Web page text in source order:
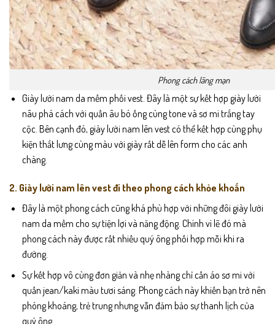
Phong cách lãng mạn
Giày lười nam da mềm phối vest. Đây là một sự kết hợp giày lười
nâu phá cách với quần âu bó ống cùng tone và sơ mi trắng tay
cộc. Bên cạnh đó, giày lười nam lên vest có thể kết hợp cùng phụ
kiện thắt lưng cùng màu với giày rất dễ lên form cho các anh
chàng.
2. Giày lười nam lên vest đi theo phong cách khỏe khoắn
Đây là một phong cách cũng khá phù hợp với những đôi giày lười
nam da mềm cho sự tiện lợi và năng động. Chính vì lẽ đó mà
phong cách này được rất nhiều quý ông phối hợp mỗi khi ra
đường.
Sự kết hợp vô cùng đơn giản và nhẹ nhàng chỉ cần áo sơ mi với
quần jean/kaki màu tươi sáng. Phong cách này khiến bạn trở nên
phóng khoáng, trẻ trung nhưng vẫn đảm bảo sự thanh lịch của
quý ông.